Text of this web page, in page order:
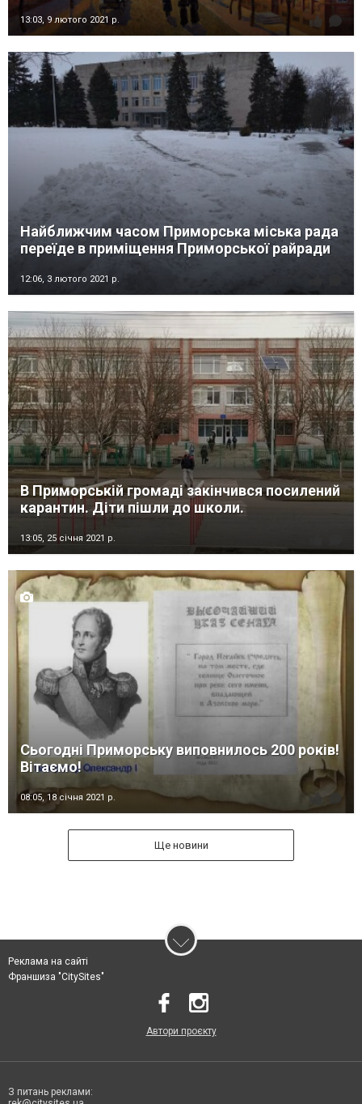
13:03, 9 лютого 2021 р.
Найближчим часом Приморська міська рада
переїде в приміщення Приморської райради
12:06, 3 лютого 2021 р.
В Приморській громаді закінчився посилений
карантин. Діти пішли до школи.
13:05, 25 січня 2021 р.
Сьогодні Приморську виповнилось 200 років!
Вітаємо!
08:05, 18 січня 2021 р.
Ще новини
Реклама на сайті
Франшиза "CitySites"
Автори проєкту
З питань реклами: